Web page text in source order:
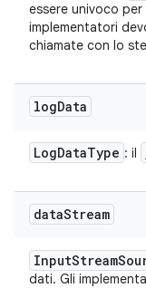
essere univoco
implementatori
chiamate con lo
logData
LogDataType : il
dataStream
InputStream
dati. Gli